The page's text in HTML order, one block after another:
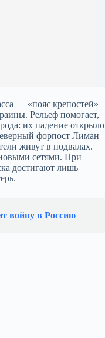
— «пояс крепостей»
Рельеф помогает,
их падение открыло
форпост Лиман
живут в подвалах.
сетями. При
достигают лишь
войну в Россию